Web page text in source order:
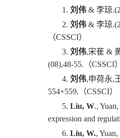
1. 刘伟 & 李琼
2. 刘伟 & 李琼
（CSSCI）
3. 刘伟,宋萑 &
(08),48-55. （CSSCI
4. 刘伟,申荷永,
554+559. （CSSCI）
5. Liu, W.,
expression and
6. Liu, W.,